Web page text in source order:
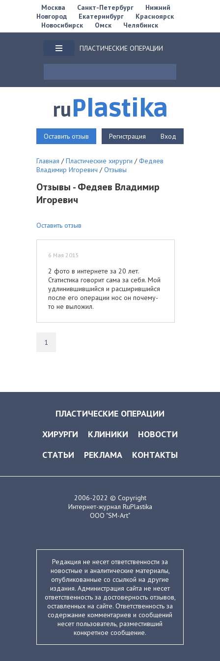
Москва Санкт-Петербург
Нижний
Новгород
Екатеринбург
Красноярск
Новосибирск
Омск Челябинск
ПЛАСТИЧЕСКИЕ ОПЕРАЦИИ
ruPlastika
Оставить отзыв Регистрация Вход
Главная / Пластические хирурги / Федяев
Владимир Игоревич / Отзывы
Отзывы - Федяев Владимир
Игоревич
Оставить отзыв
6 Мая 2015
2 фото в интернете за 20 лет.
Статистика говорит сама за себя. Мой
удлинившившийся и расширившийся
после его операции нос он почему-
то не выложил.
1
ПЛАСТИЧЕСКИЕ ОПЕРАЦИИ
ХИРУРГИ
КЛИНИКИ
НОВОСТИ
СТАТЬИ
РЕКЛАМА КОНТАКТЫ
2006-2022 © Copyright
Интернет-журнал RuPlastika
ООО "SM-Art"
Редакция не несет ответственности за
новостные и аналитические материалы,
опубликованные со ссылкой на другие
издания. Администрация сайта не несет
ответственность за достоверность отзывов,
оставленных на сайте. Ответственность за
содержание комментариев и сообщений
несет пользователь, разместивший
конкретное сообщение.